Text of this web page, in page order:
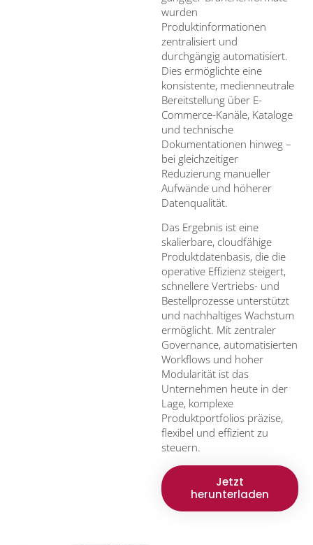
wurden
Produktinformationen
zentralisiert und
durchgängig automatisiert.
Dies ermöglichte eine
konsistente, medienneutrale
Bereitstellung über E-
Commerce-Kanäle, Kataloge
und technische
Dokumentationen hinweg –
bei gleichzeitiger
Reduzierung manueller
Aufwände und höherer
Datenqualität.
Das Ergebnis ist eine
skalierbare, cloudfähige
Produktdatenbasis, die die
operative Effizienz steigert,
schnellere Vertriebs- und
Bestellprozesse unterstützt
und nachhaltiges Wachstum
ermöglicht. Mit zentraler
Governance, automatisierten
Workflows und hoher
Modularität ist das
Unternehmen heute in der
Lage, komplexe
Produktportfolios präzise,
flexibel und effizient zu
steuern.
Jetzt
herunterladen